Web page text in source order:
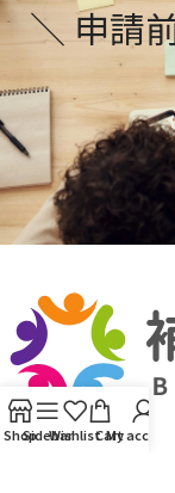
＼ 申請
ShopSidebarWishlistCart
My account